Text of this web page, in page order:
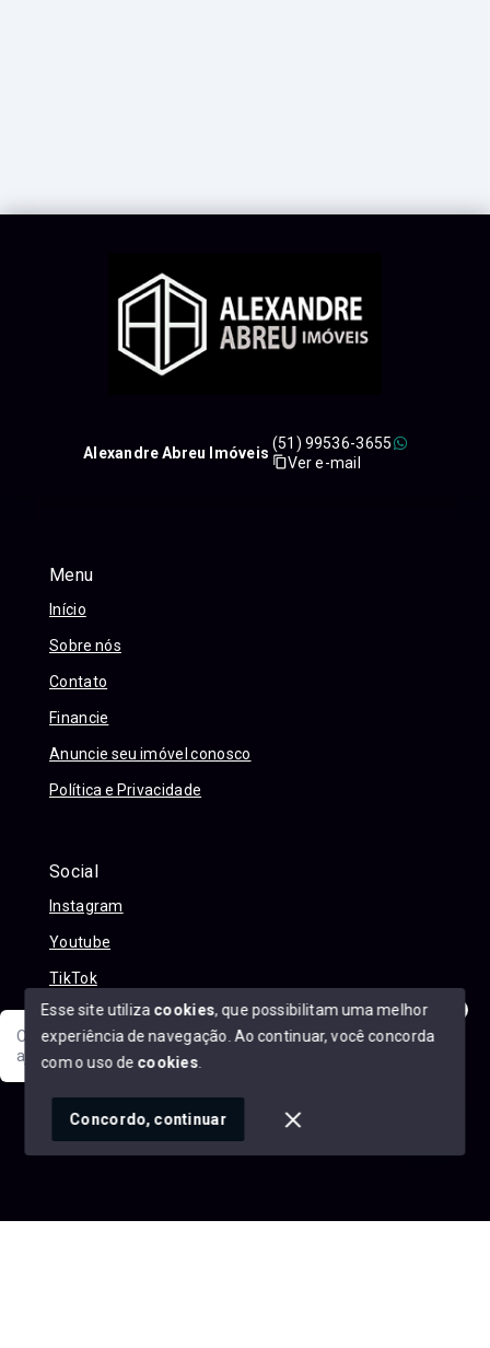
Olá! Sua jornada ao novo imóvel começa aqui. Como posso
ajudar?
Menu
Início
Sobre nós
Contato
Financie
Anuncie seu imóvel conosco
Política e Privacidade
Social
Instagram
Youtube
TikTok
© Copyright 2026 - Alexandre Abreu Imóveis - Todos os
SITE PARA IMOBILIARIA
Alexandre Abreu Imóveis
(51) 99536-3655
Ver e-mail
Esse site utiliza cookies, que possibilitam uma melhor
experiência de navegação. Ao continuar, você concorda
com o uso de cookies
Concordo, continuar